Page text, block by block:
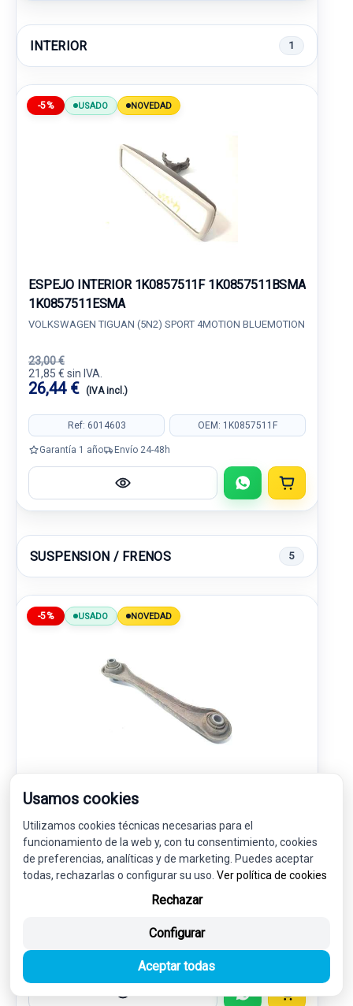
INTERIOR 1
-5% USADO NOVEDAD
ESPEJO INTERIOR 1K0857511F 1K0857511BSMA
1K0857511ESMA
VOLKSWAGEN TIGUAN (5N2) SPORT 4MOTION BLUEMOTION
23,00 €
21,85 € sin IVA.
26,44 € (IVA incl.)
Ref: 6014603 OEM: 1K0857511F
Garantía 1 año Envío 24-48h
SUSPENSION / FRENOS 5
-5% USADO NOVEDAD
BRAZO SUSPENSION INFERIOR TRASERO
VOLKSWAGEN TIGUAN (5N2) SPORT 4MOTION BLUEMOTION
19,00 €
18,05 € sin IVA.
OEM: 1K0501530C
Envío 24-48h
Usamos cookies
Utilizamos cookies técnicas necesarias para el
funcionamiento de la web y, con tu consentimiento, cookies
de preferencias, analíticas y de marketing. Puedes aceptar
todas, rechazarlas o configurar su uso. Ver política de cookies
Rechazar
Configurar
Aceptar todas